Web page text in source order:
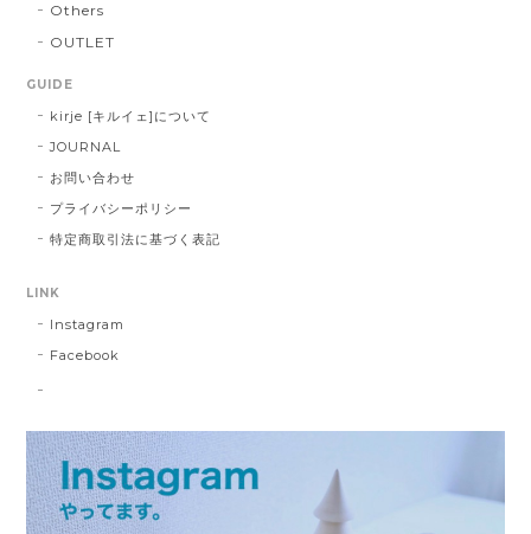
Others
OUTLET
GUIDE
kirje [キルイェ]について
JOURNAL
お問い合わせ
プライバシーポリシー
特定商取引法に基づく表記
LINK
Instagram
Facebook